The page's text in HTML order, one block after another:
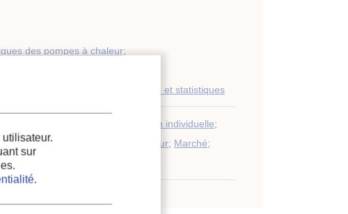
des pompes à chaleur;
récupération d'énergie : économie et statistiques
Maison individuelle;
;Statistique Pompe à chaleur; Marché;
sur
.